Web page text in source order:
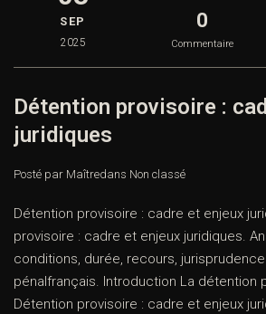
SEP
2025
0
Commentaire
Détention provisoire :
juridiques
Posté par Maîtredans Non classé
Détention provisoire : cadre et enjeux
provisoire : cadre et enjeux juridiques.
conditions, durée, recours,
pénalfrançais. Introduction La détention
Détention provisoire : cadre et enjeux